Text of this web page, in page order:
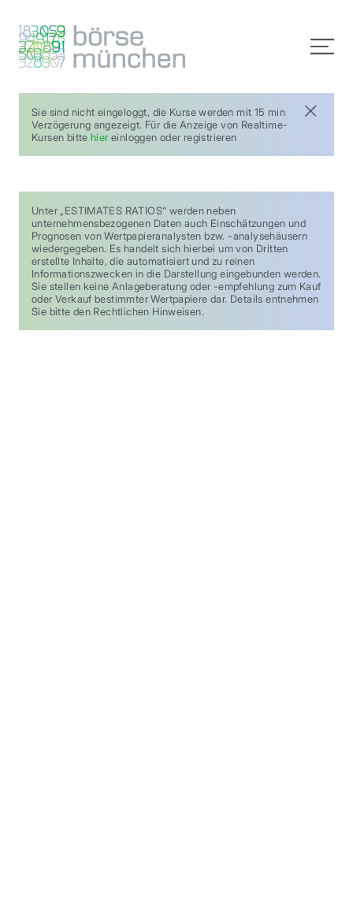
Sie sind nicht eingeloggt, die Kurse werden mit 15 min
Verzögerung angezeigt. Für die Anzeige von Realtime-
Kursen bittehier einloggen oder registrieren
Unter „ESTIMATES RATIOS“ werden neben
unternehmensbezogenen Daten auch Einschätzungen und
Prognosen von Wertpapieranalysten bzw. -analysehäusern
wiedergegeben. Es handelt sich hierbei um von Dritten
erstellte Inhalte, die automatisiert und zu reinen
Informationszwecken in die Darstellung eingebunden werden.
Sie stellen keine Anlageberatung oder -empfehlung zum Kauf
oder Verkauf bestimmter Wertpapiere dar. Details entnehmen
Sie bitte den Rechtlichen Hinweisen.